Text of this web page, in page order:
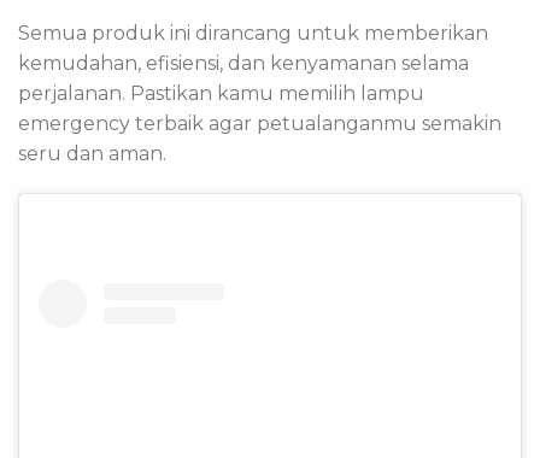
Semua produk ini dirancang untuk memberikan
kemudahan, efisiensi, dan kenyamanan selama
perjalanan. Pastikan kamu memilih lampu
emergency terbaik agar petualanganmu semakin
seru dan aman.